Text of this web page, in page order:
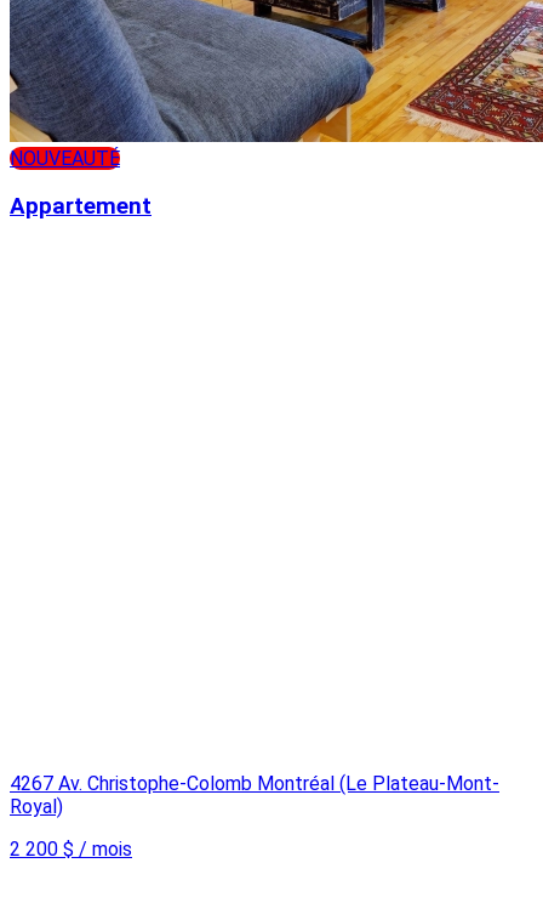
NOUVEAUTÉ
Appartement
4267 Av. Christophe-Colomb Montréal (Le Plateau-Mont-
Royal)
2 200 $ / mois